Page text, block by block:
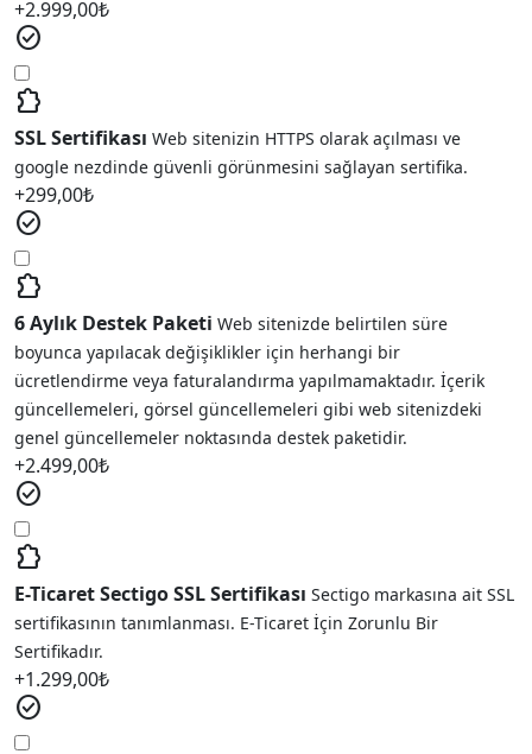
+2.999,00₺
check_circle
extension
SSL Sertifikası Web sitenizin HTTPS olarak açılması ve
google nezdinde güvenli görünmesini sağlayan sertifika.
+299,00₺
check_circle
extension
6 Aylık Destek Paketi Web sitenizde belirtilen süre
boyunca yapılacak değişiklikler için herhangi bir
ücretlendirme veya faturalandırma yapılmamaktadır. İçerik
güncellemeleri, görsel güncellemeleri gibi web sitenizdeki
genel güncellemeler noktasında destek paketidir.
+2.499,00₺
check_circle
extension
E-Ticaret Sectigo SSL Sertifikası Sectigo markasına ait SSL
sertifikasının tanımlanması. E-Ticaret İçin Zorunlu Bir
Sertifikadır.
+1.299,00₺
check_circle